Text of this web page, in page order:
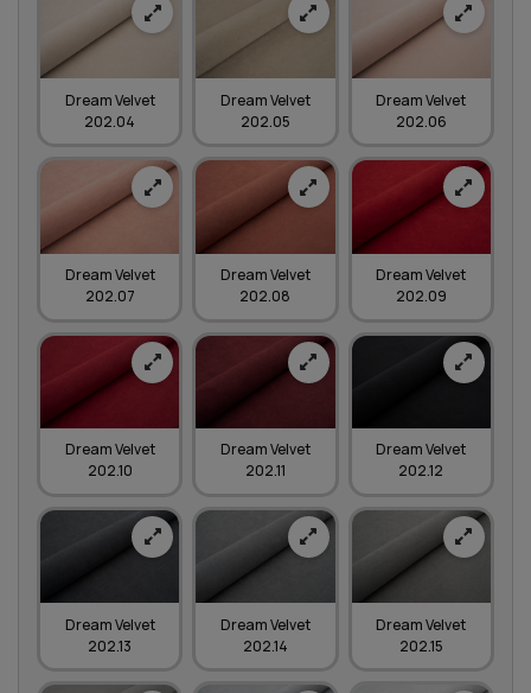
Dream Velvet
202.04
Dream Velvet
202.05
Dream Velvet
202.06
Dream Velvet
202.07
Dream Velvet
202.08
Dream Velvet
202.09
Dream Velvet
202.10
Dream Velvet
202.11
Dream Velvet
202.12
Dream Velvet
202.13
Dream Velvet
202.14
Dream Velvet
202.15